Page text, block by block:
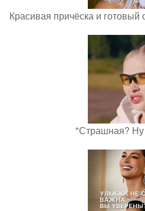
Красивая причёска и
"Страшная? Ну